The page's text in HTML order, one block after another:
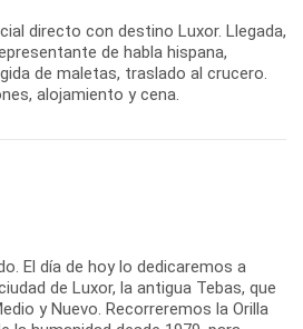
directo con destino Luxor. Llegada,
de habla hispana,
de maletas, traslado al crucero.
alojamiento y cena.
El día de hoy lo dedicaremos a
de Luxor, la antigua Tebas, que
y Nuevo. Recorreremos la Orilla